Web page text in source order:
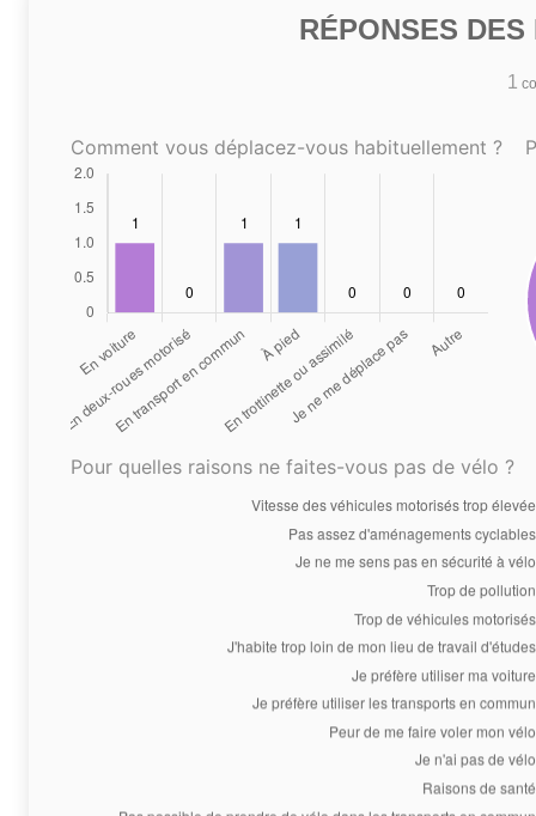
RÉPONSES
1
Comment vous déplacez-vous habituellement ?
Pour quelles raisons ne faites-vous pas de vélo ?